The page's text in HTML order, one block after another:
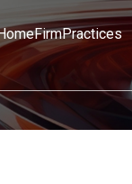
FirmPractices